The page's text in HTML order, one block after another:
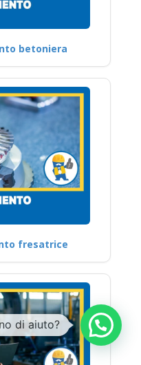
betoniera
fresatrice